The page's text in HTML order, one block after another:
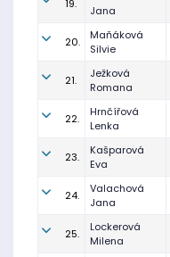
19.
Jana
20.
Maňáková
Silvie
21.
Ježková
Romana
22.
Hrnčířová
Lenka
23.
Kašparová
Eva
24.
Valachová
Jana
25.
Lockerová
Milena